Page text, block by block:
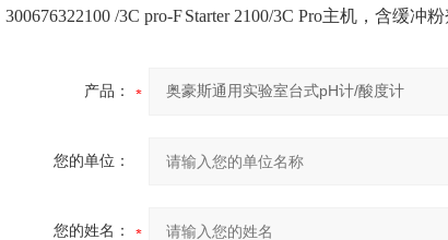
300676322100 /3C pro-FStarter 2100/3C Pro主机，含缓冲
产品：
您的单位：
您的姓名：